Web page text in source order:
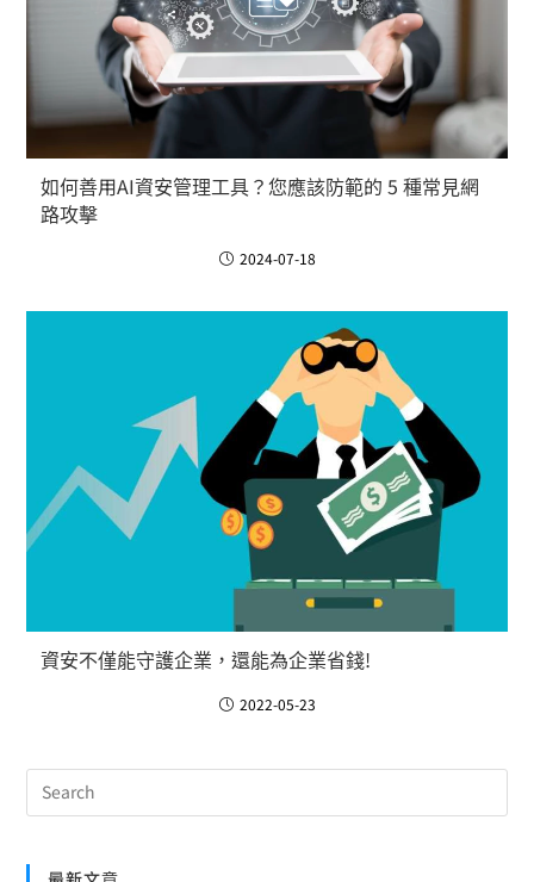
如何善用AI資安管理工具？您應該防範的 5 種常見網
路攻擊
2024-07-18
資安不僅能守護企業，還能為企業省錢!
2022-05-23